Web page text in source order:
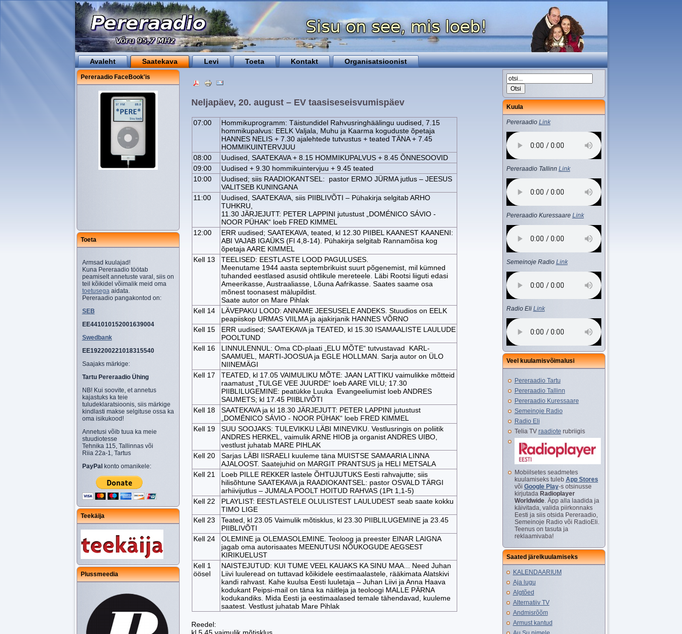
Avaleht Saatekava Levi Toeta Kontakt Organisatsioonist
Pereraadio FaceBook'is
Toeta
Armsad kuulajad!
Kuna Pereraadio töötab
peamiselt annetuste varal, siis on
teil kõikidel võimalik meid oma
toetusegaaidata.
Pereraadio pangakontod on:
SEB
EE441010152001639004
Swedbank
EE192200221018315540
Saajaks märkige:
Tartu Pereraadio Ühing
NB! Kui soovite, et annetus
kajastuks ka teie
tuludeklaratsioonis, siis märkige
kindlasti makse selgituse ossa ka
oma isikukood!
Annetusi võib tuua ka meie
stuudiotesse
Tehnika 115, Tallinnas või
Riia 22a-1, Tartus
PayPal konto omanikele:
Teekäija
Plussmeedia
Neljapäev, 20. august – EV taasiseseisvumispäev
07:00
Hommikuprogramm: Täistundidel Rahvusringhäälingu uudised, 7.15
hommikupalvus: EELK Valjala, Muhu ja Kaarma koguduste õpetaja
HANNES NELIS + 7.30 ajalehtede tutvustus + teated TÄNA + 7.45
HOMMIKUINTERVJUU
08:00
Uudised, SAATEKAVA + 8.15 HOMMIKUPALVUS + 8.45 ÕNNESOOVID
09:00
Uudised + 9.30 hommikuintervjuu + 9.45 teated
10:00
Uudised; siis RAADIOKANTSEL: pastor ERMO JÜRMA jutlus – JEESUS
VALITSEB KUNINGANA
11:00
Uudised, SAATEKAVA, siis PIIBLIVÕTI – Pühakirja selgitab ARHO
TUHKRU,
11.30 JÄRJEJUTT: PETER LAPPINI jutustust „DOMÉNICO SÁVIO -
NOOR PÜHAK“ loeb FRED KIMMEL
12:00
ERR uudised; SAATEKAVA, teated, kl 12.30 PIIBEL KAANEST KAANENI:
ABI VAJAB IGAÜKS (Fl 4,8-14). Pühakirja selgitab Rannamõisa kog
õpetaja AARE KIMMEL
Kell 13
TEELISED: EESTLASTE LOOD PAGULUSES.
Meenutame 1944 aasta septembrikuist suurt põgenemist, mil kümned
tuhanded eestlased asusid ohtlikule mereteele. Läbi Rootsi liiguti edasi
Ameerikasse, Austraaliasse, Lõuna Aafrikasse. Saates saame osa
mõnest toonasest mälupildist.
Saate autor on Mare Pihlak
Kell 14
LÄVEPAKU LOOD: ANNAME JEESUSELE ANDEKS. Stuudios on EELK
peapiiskop URMAS VIILMA ja ajakirjanik HANNES VÕRNO
Kell 15
ERR uudised; SAATEKAVA ja TEATED, kl 15.30 ISAMAALISTE LAULUDE
POOLTUND
Kell 16
LINNULENNUL: Oma CD-plaati „ELU MÕTE“ tutvustavad KARL-
SAAMUEL, MARTI-JOOSUA ja EGLE HOLLMAN. Sarja autor on ÜLO
NIINEMÄGI
Kell 17
TEATED, kl 17.05 VAIMULIKU MÕTE: JAAN LATTIKU vaimulikke mõtteid
raamatust „TULGE VEE JUURDE“ loeb AARE VILU; 17.30
PIIBLILUGEMINE: peatükke Luuka Evangeeliumist loeb ANDRES
SAUMETS; kl 17.45 PIIBLIVÕTI
Kell 18
SAATEKAVA ja kl 18.30 JÄRJEJUTT: PETER LAPPINI jutustust
„DOMÉNICO SÁVIO - NOOR PÜHAK“ loeb FRED KIMMEL
Kell 19
SUU SOOJAKS: TULEVIKKU LÄBI MINEVIKU. Vestlusringis on poliitik
ANDRES HERKEL, vaimulik ARNE HIOB ja organist ANDRES UIBO,
vestlust juhatab MARE PIHLAK
Kell 20
Sarjas LÄBI IISRAELI kuuleme täna MUISTSE SAMAARIA LINNA
AJALOOST. Saatejuhid on MARGIT PRANTSUS ja HELI METSALA
Kell 21
Loeb PILLE REKKER lastele ÕHTUJUTUKS Eesti rahvajutte; siis
hilisõhtune SAATEKAVA ja RAADIOKANTSEL: pastor OSVALD TÄRGI
arhiivijutlus – JUMALA POOLT HOITUD RAHVAS (1Pt 1,1-5)
Kell 22
PLAYLIST: EESTLASTELE OLULISTEST LAULUDEST seab saate kokku
TIMO LIGE
Kell 23
Teated, kl 23.05 Vaimulik mõtisklus, kl 23.30 PIIBLILUGEMINE ja 23.45
PIIBLIVÕTI
Kell 24
OLEMINE ja OLEMASOLEMINE. Teoloog ja preester EINAR LAIGNA
jagab oma autorisaates MEENUTUSI NÕUKOGUDE AEGSEST
KIRIKUELUST
Kell 1
öösel
NAISTEJUTUD: KUI TUME VEEL KAUAKS KA SINU MAA... Need Juhan
Liivi luuleread on tuttavad kõikidele eestimaalastele, rääkimata Alatskivi
kandi rahvast. Kahe kuulsa Eesti luuletaja – Juhan Liivi ja Anna Haava
kodukant Peipsi-mail on täna ka näitleja ja teoloogi MALLE PÄRNA
kodukandiks. Mida Eesti ja eestimaalased temale tähendavad, kuuleme
saatest. Vestlust juhatab Mare Pihlak
Reedel:
Kuula
Pereraadio Link
Pereraadio Tallinn Link
Pereraadio Kuressaare Link
Semeinoje Radio Link
Radio Eli Link
Veel kuulamisvõimalusi
Pereraadio Tartu
Pereraadio Tallinn
Pereraadio Kuressaare
Semeinoje Radio
Radio Eli
Telia TV raadiote rubriigis
Mobiilsetes seadmetes
kuulamiseks tuleb App Stores
või Google Play-s otsinusse
kirjutada Radioplayer
Worldwide. Äpp alla laadida ja
käivitada, valida piirkonnaks
Eesti ja siis otsida Pereraadio,
Semeinoje Radio või RadioEli.
Teenus on tasuta ja
reklaamivaba!
Saated järelkuulamiseks
KALENDAARIUM
Aja lugu
Algtõed
Alternatiiv TV
Andmisrõõm
Armust kantud